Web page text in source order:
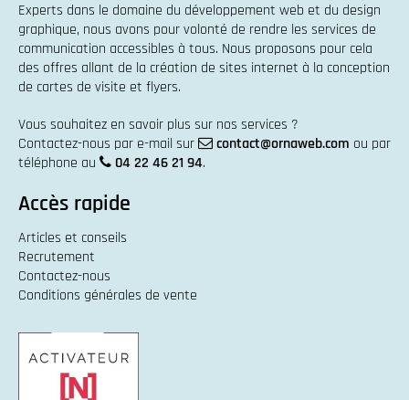
Experts dans le domaine du développement web et du design
graphique, nous avons pour volonté de rendre les services de
communication accessibles à tous. Nous proposons pour cela
des offres allant de la création de sites internet à la conception
de cartes de visite et flyers.
Vous souhaitez en savoir plus sur nos services ?
Contactez-nous par e-mail sur
contact@ornaweb.com ou par
téléphone au
04 22 46 21 94.
Accès rapide
Articles et conseils
Recrutement
Contactez-nous
Conditions générales de vente